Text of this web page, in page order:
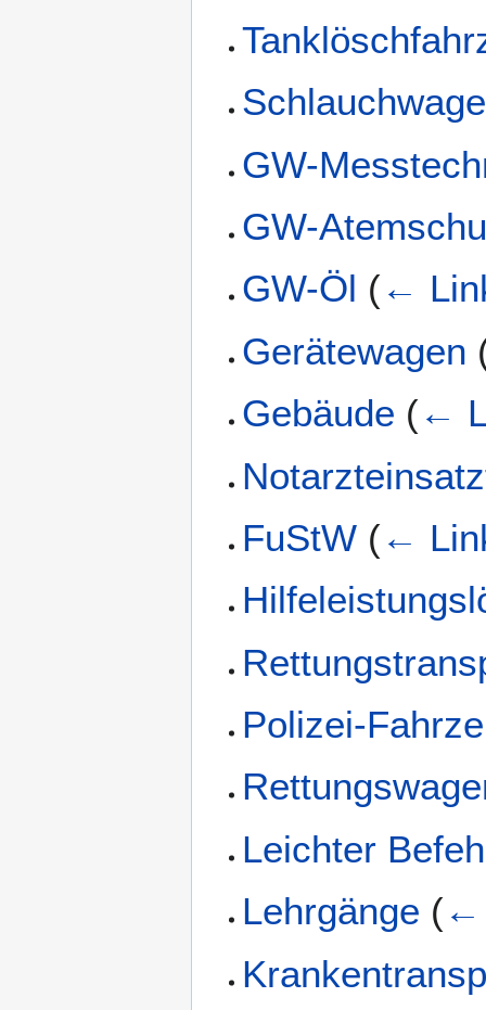
GW-
GW-
GW-Öl (←
Gerätewagen
Gebäude (←
FuStW (←
Polizei-
Leichter
Lehrgänge (←